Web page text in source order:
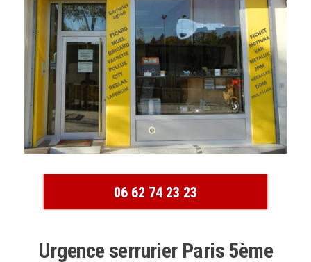
06 62 74 23 23
Urgence serrurier Paris 5ème